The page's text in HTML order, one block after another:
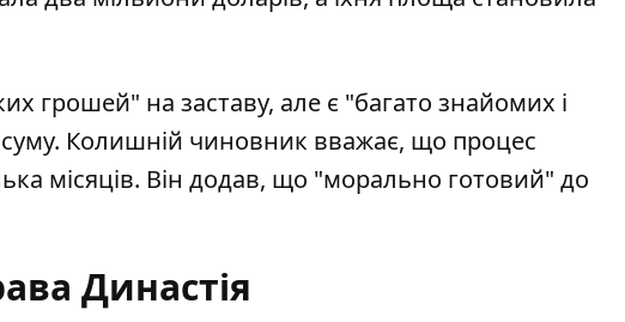
грошей" на заставу, але є "багато знайомих і
суму. Колишній чиновник вважає, що процес
місяців. Він додав, що "морально готовий" до
Династія